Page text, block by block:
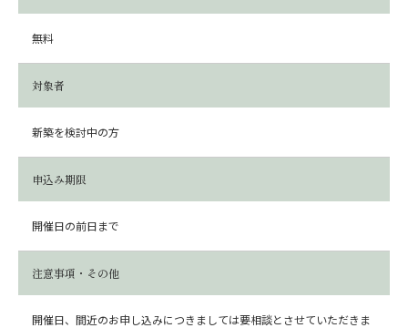
無料
対象者
新築を検討中の方
申込み期限
開催日の前日まで
注意事項・その他
開催日、間近のお申し込みにつきましては要相談とさせていただきま